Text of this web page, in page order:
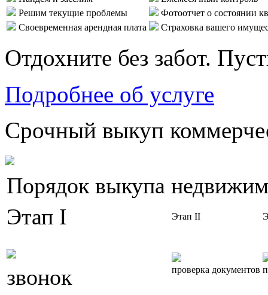
Решим текущие проблемы
Фотоотчет о состоянии
Своевременная арендная плата
Страховка вашего
Отдохните без забот.
Подробнее об услуге
Срочный выкуп
Порядок выкупа
Этап I
Этап II
звонок проверка документов